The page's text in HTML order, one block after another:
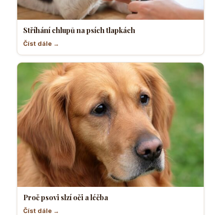
Stříhání chlupů na psích tlapkách
Číst dále →
Proč psovi slzí oči a léčba
Číst dále →